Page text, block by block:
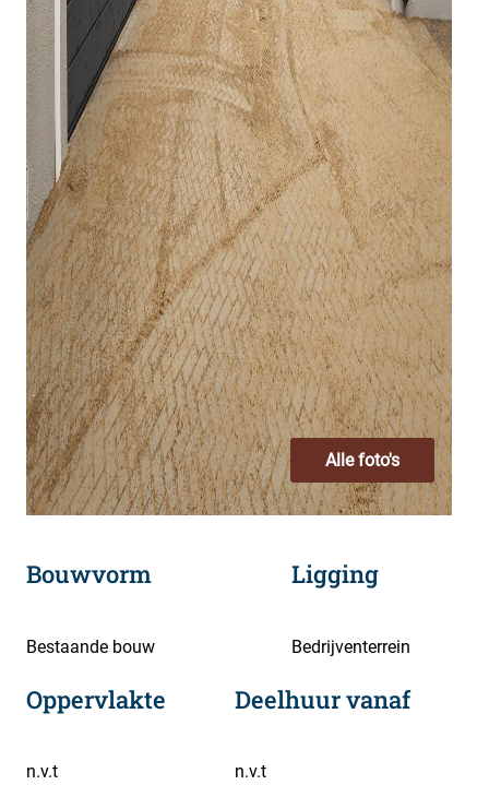
Alle foto's
Bouwvorm
Bestaande bouw
Ligging
Bedrijventerrein
Oppervlakte
n.v.t
Deelhuur vanaf
n.v.t